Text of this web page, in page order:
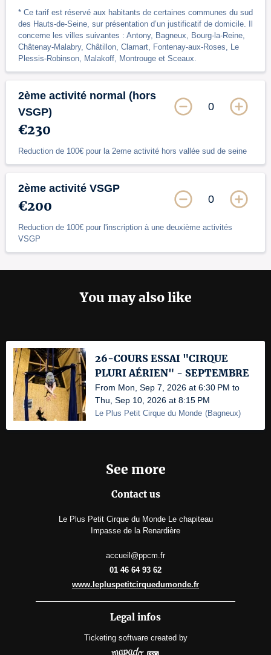
* Ce tarif est réservé aux habitants de certaines communes du sud
des Hauts-de-Seine, sur présentation d’un justificatif de domicile. Il
concerne les villes suivantes : Antony, Bagneux, Bourg-la-Reine,
Châtenay-Malabry, Châtillon, Clamart, Fontenay-aux-Roses, Le
Plessis-Robinson, Malakoff, Montrouge et Sceaux.
2ème activité normal (hors
VSGP)
€230
Reduction de 100€ pour la 2eme activité hors vallée sud de seine
0
2ème activité VSGP
€200
Reduction de 100€ pour l'inscription à une deuxième activités
VSGP
0
You may also like
26-COURS ESSAI "CIRQUE
PLURI AÉRIEN" - SEPTEMBRE
From Mon, Sep 7, 2026 at 6:30 PM to
Thu, Sep 10, 2026 at 8:15 PM
Le Plus Petit Cirque du Monde (Bagneux)
See more
Contact us
Le Plus Petit Cirque du Monde Le chapiteau
Impasse de la Renardière
accueil@ppcm.fr
01 46 64 93 62
www.lepluspetitcirquedumonde.fr
Legal infos
Ticketing software created by